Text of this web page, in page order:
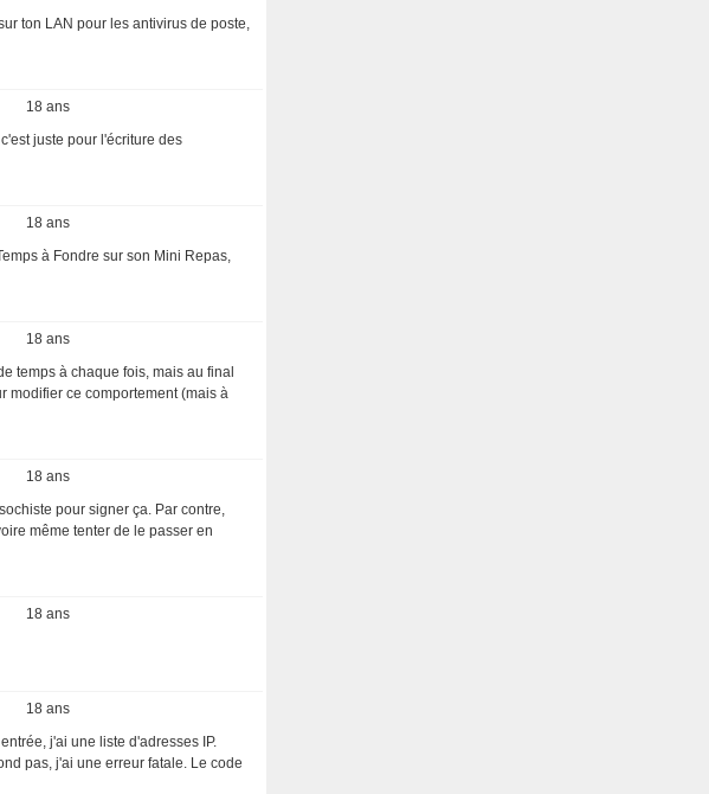
ton LAN pour les antivirus de poste,
18 ans
juste pour l'écriture des
18 ans
à Fondre sur son Mini Repas,
18 ans
temps à chaque fois, mais au final
modifier ce comportement (mais à
18 ans
pour signer ça. Par contre,
même tenter de le passer en
18 ans
18 ans
j'ai une liste d'adresses IP.
pas, j'ai une erreur fatale. Le code